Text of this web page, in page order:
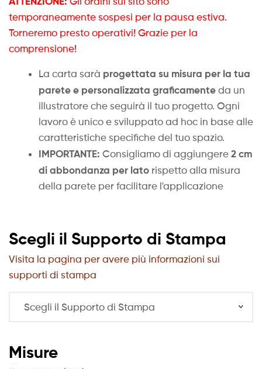
temporaneamente sospesi per la pausa estiva.
Torneremo presto operativi! Grazie per la
comprensione!
La carta sarà progettata su misura per la tua
parete e personalizzata graficamente da un
illustratore che seguirà il tuo progetto. Ogni
lavoro è unico e sviluppato ad hoc in base alle
caratteristiche specifiche del tuo spazio.
IMPORTANTE: Consigliamo di aggiungere 2 cm
di abbondanza per lato rispetto alla misura
della parete per facilitare l'applicazione
Scegli il Supporto di Stampa
Visita la pagina per avere più informazioni sui
supporti di stampa
Misure